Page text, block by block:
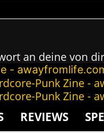
an deine von
REVIEWS